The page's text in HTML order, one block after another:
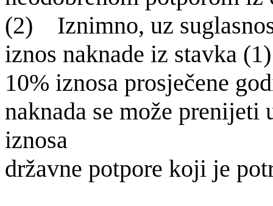
(2) Iznimno, uz
iznos naknade iz stavka
10% iznosa prosječene
naknada se može prenijeti
iznosa
državne potpore koji je